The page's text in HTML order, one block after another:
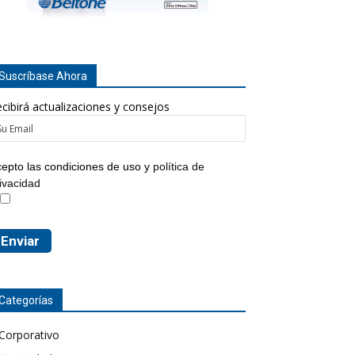
Ahora
actualizaciones y consejos
las condiciones de uso y política de